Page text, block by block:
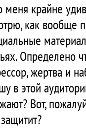
меня крайне
как
Определено
жертва и
в этой
Вот,